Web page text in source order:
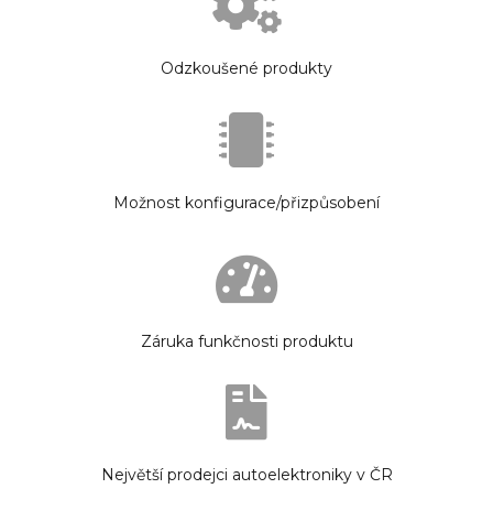
Odzkoušené produkty
Možnost konfigurace/přizpůsobení
Záruka funkčnosti produktu
Největší prodejci autoelektroniky v ČR